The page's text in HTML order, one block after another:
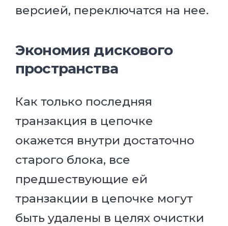
версией, переключатся на нее.
Экономия дискового
пространства
Как только последняя
транзакция в цепочке
окажется внутри достаточно
старого блока, все
предшествующие ей
транзакции в цепочке могут
быть удалены в целях очистки